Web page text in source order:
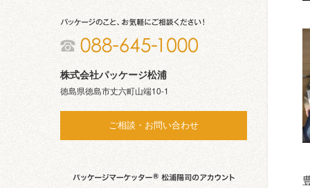
株式会社パッケージ松浦
徳島県徳島市丈六町山端10-1
ご相談・お問い合わせ